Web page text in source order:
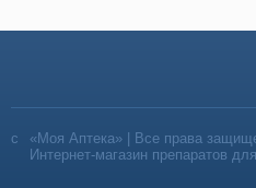
«Моя Аптека» | Все права
Интернет-магазин препаратов